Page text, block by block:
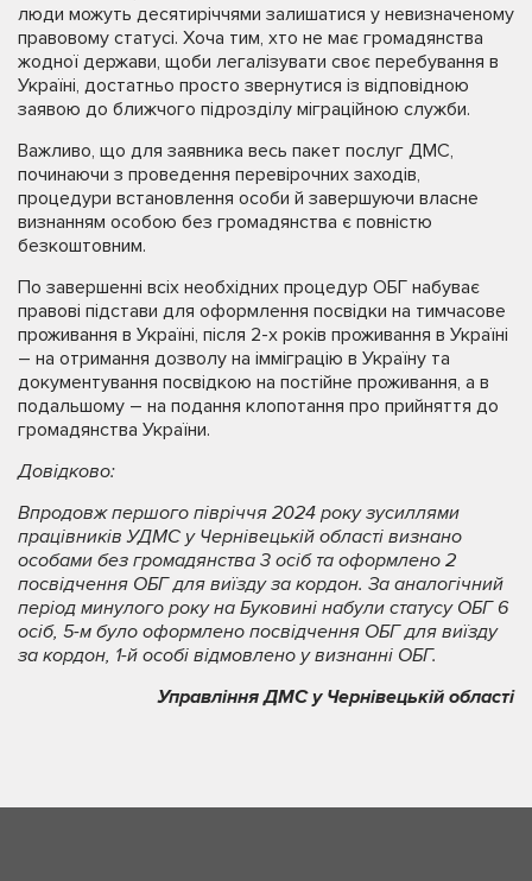
люди можуть десятиріччями залишатися у невизначеному
правовому статусі. Хоча тим, хто не має громадянства
жодної держави, щоби легалізувати своє перебування в
Україні, достатньо просто звернутися із відповідною
заявою до ближчого підрозділу міграційною служби.
Важливо, що для заявника весь пакет послуг ДМС,
починаючи з проведення перевірочних заходів,
процедури встановлення особи й завершуючи власне
визнанням особою без громадянства є повністю
безкоштовним.
По завершенні всіх необхідних процедур ОБГ набуває
правові підстави для оформлення посвідки на тимчасове
проживання в Україні, після 2-х років проживання в Україні
– на отримання дозволу на імміграцію в Україну та
документування посвідкою на постійне проживання, а в
подальшому – на подання клопотання про прийняття до
громадянства України.
Довідково:
Впродовж першого півріччя 2024 року зусиллями
працівників УДМС у Чернівецькій області визнано
особами без громадянства 3 осіб та оформлено 2
посвідчення ОБГ для виїзду за кордон. За аналогічний
період минулого року на Буковині набули статусу ОБГ 6
осіб, 5-м було оформлено посвідчення ОБГ для виїзду
за кордон, 1-й особі відмовлено у визнанні ОБГ.
Управління ДМС у Чернівецькій області